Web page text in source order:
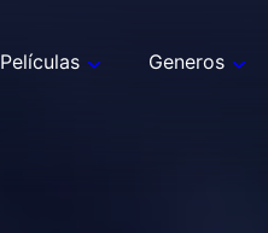
Películas Generos